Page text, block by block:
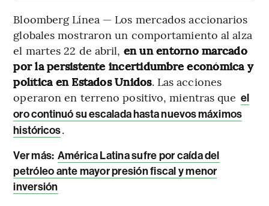
Bloomberg Línea — Los mercados accionarios
globales mostraron un comportamiento al alza
el martes 22 de abril, en un entorno marcado
por la persistente incertidumbre económica y
política en Estados Unidos. Las acciones
operaron en terreno positivo, mientras que el
oro continuó su escalada hasta nuevos máximos
históricos.
Ver más: América Latina sufre por caída del
petróleo ante mayor presión fiscal y menor
inversión